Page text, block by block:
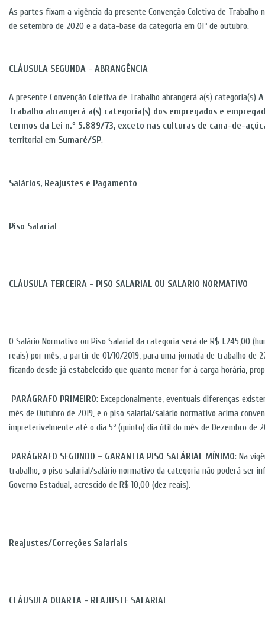
As partes fixam a vigência da presente Convenção Coletiva de Trabalho
de setembro de 2020 e a data-base da categoria em 01º de outubro.
CLÁUSULA SEGUNDA - ABRANGÊNCIA
A presente Convenção Coletiva de Trabalho abrangerá a(s) categoria(s)
Trabalho abrangerá a(s) categoria(s) dos empregados e
termos da Lei n.º 5.889/73, exceto nas culturas de cana-de-
territorial em Sumaré/SP.
Salários, Reajustes e Pagamento
Piso Salarial
CLÁUSULA TERCEIRA - PISO SALARIAL OU SALARIO NORMATIVO
O Salário Normativo ou Piso Salarial da categoria será de R$ 1.245,00
reais) por mês, a partir de 01/10/2019, para uma jornada de trabalho de
ficando desde já estabelecido que quanto menor for à carga horária,
PARÁGRAFO PRIMEIRO: Excepcionalmente, eventuais diferenças
mês de Outubro de 2019, e o piso salarial/salário normativo acima
impreterivelmente até o dia 5º (quinto) dia útil do mês de Dezembro de
PARÁGRAFO SEGUNDO – GARANTIA PISO SALÁRIAL MÍNIMO: Na
trabalho, o piso salarial/salário normativo da categoria não poderá ser
Governo Estadual, acrescido de R$ 10,00 (dez reais).
Reajustes/Correções Salariais
CLÁUSULA QUARTA - REAJUSTE SALARIAL